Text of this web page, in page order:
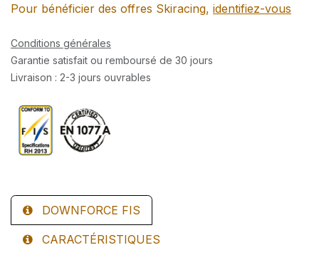
Pour bénéficier des offres Skiracing, identifiez-vous
Conditions générales
Garantie satisfait ou remboursé de 30 jours
Livraison : 2-3 jours ouvrables
DOWNFORCE FIS
CARACTÉRISTIQUES